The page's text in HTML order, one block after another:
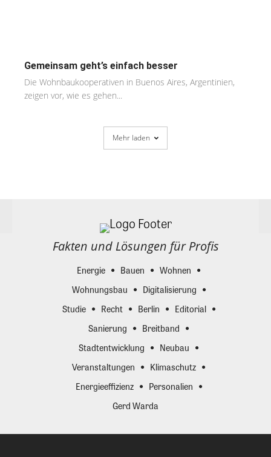
Gemeinsam geht’s einfach besser
Die Wohnbaukooperativen in Buenos Aires, Argentinien,
zeigen vor, wie es gehen...
Mehr laden
Fakten und Lösungen für Profis
Energie Bauen
Wohnen
Wohnungsbau
Digitalisierung
Studie
Recht Berlin
Editorial
Sanierung
Breitband
Stadtentwicklung
Neubau
Veranstaltungen
Klimaschutz
Energieeffizienz
Personalien
Gerd Warda